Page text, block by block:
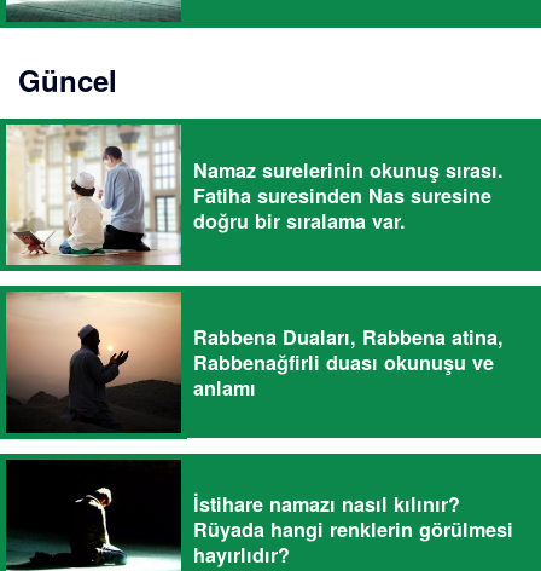
Güncel
Namaz surelerinin okunuş sırası.
Fatiha suresinden Nas suresine
doğru bir sıralama var.
Rabbena Duaları, Rabbena atina,
Rabbenağfirli duası okunuşu ve
anlamı
İstihare namazı nasıl kılınır?
Rüyada hangi renklerin görülmesi
hayırlıdır?